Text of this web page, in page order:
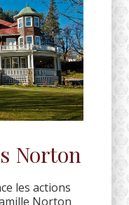
Norton
les actions
Norton